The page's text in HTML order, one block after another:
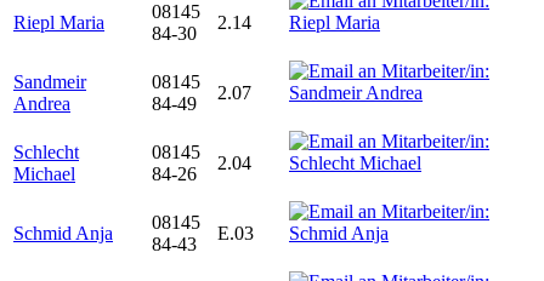
Riepl Maria
08145
84-30
2.14
Sandmeir
Andrea
08145
84-49
2.07
Schlecht
Michael
08145
84-26
2.04
Schmid Anja
08145
84-43
E.03